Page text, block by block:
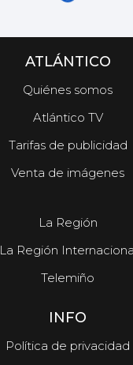
ATLÁNTICO
Quiénes somos
Atlántico TV
Tarifas de publicidad
Venta de imágenes
La Región
La Región
Telemiño
INFO
Política de privacidad